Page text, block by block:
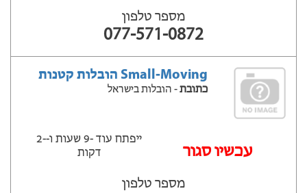
מספר טלפון
077-571-0872
Small-Moving הובלות קטנות
כתובת- הובלות בישראל
‫עכשיו סגור
ייפתח עוד -9 שעות ‫ו--2
דקות
מספר טלפון